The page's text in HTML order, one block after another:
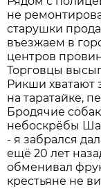
не
старушки
въезжаем в
центров
Торговцы
Рикши хватают
на таратайке,
Бродячие
небоскрёбы
- я забрался
ещё 20 лет
обменивал
крестьяне не